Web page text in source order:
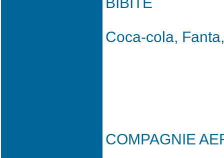
Coca-cola,
COMPAGNIE